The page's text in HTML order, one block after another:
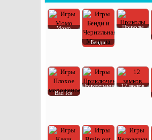
Момо
Бенди
Приколы
Bad Ice
Приключения
12 замков